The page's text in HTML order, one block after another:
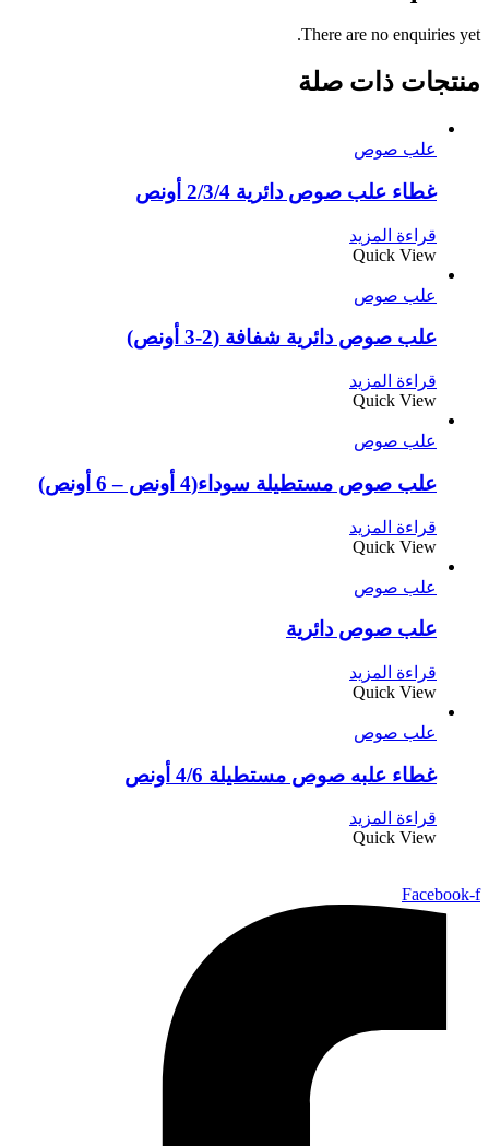
There are no enquiries yet.
منتجات ذات صلة
علب صوص
غطاء علب صوص دائرية 2/3/4 أونص
قراءة المزيد
Quick View
علب صوص
علب صوص دائرية شفافة (2-3 أونص)
قراءة المزيد
Quick View
علب صوص
علب صوص مستطيلة سوداء(4 أونص – 6 أونص)
قراءة المزيد
Quick View
علب صوص
علب صوص دائرية
قراءة المزيد
Quick View
علب صوص
غطاء علبه صوص مستطيلة 4/6 أونص
قراءة المزيد
Quick View
Facebook-f